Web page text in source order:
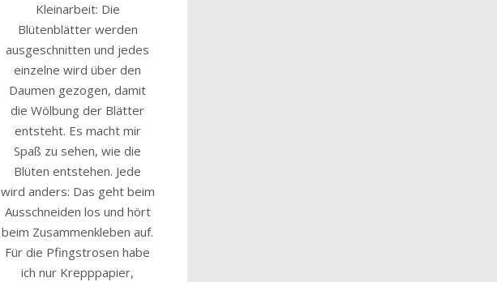
Kleinarbeit: Die
Blütenblätter werden
ausgeschnitten und jedes
einzelne wird über den
Daumen gezogen, damit
die Wölbung der Blätter
entsteht. Es macht mir
Spaß zu sehen, wie die
Blüten entstehen. Jede
wird anders: Das geht beim
Ausschneiden los und hört
beim Zusammenkleben auf.
Für die Pfingstrosen habe
ich nur Krepppapier,